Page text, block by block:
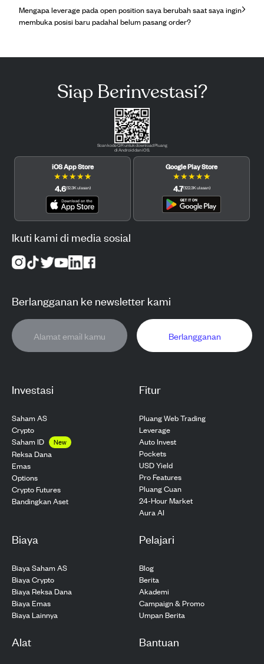
Mengapa leverage pada open position saya berubah saat saya ingin
membuka posisi baru padahal belum pasang order?
Investasi
Saham AS
Crypto
Saham ID
New
Reksa Dana
Emas
Options
Crypto Futures
Bandingkan Aset
Fitur
Pluang Web Trading
Leverage
Auto Invest
Pockets
USD Yield
Pro Features
Pluang Cuan
24-Hour Market
Aura AI
Biaya
Biaya Saham AS
Biaya Crypto
Biaya Reksa Dana
Biaya Emas
Biaya Lainnya
Pelajari
Blog
Berita
Akademi
Campaign & Promo
Umpan Berita
Alat Bantuan
Siap Berinvestasi?
Scan kode QR untuk download Pluang
di Android dan iOS.
iOS App Store
★★★★★
4.6(12.3K ulasan)
Google Play Store
★★★★★
4.7(122.3K ulasan)
Ikuti kami di media sosial
Berlangganan ke newsletter kami
Berlangganan